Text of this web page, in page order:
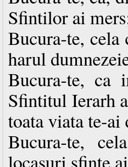
Sfintilor ai
Bucura-te,
harul
Bucura-te, ca
Sfintitul Ierarh
toata viata te-ai
Bucura-te,
locasuri sfinte